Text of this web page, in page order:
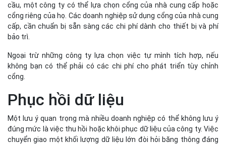
cầu, một công ty có thể lựa chọn cổng của nhà cung cấp hoặc
cổng riêng của họ. Các doanh nghiệp sử dụng cổng của nhà cung
cấp, cần chuẩn bị sẵn sàng các chi phí dành cho thiết bị và phí
bảo trì.
Ngoại trừ những công ty lựa chọn việc tự mình tích hợp, nếu
không bạn có thể phải có các chi phí cho phát triển tùy chỉnh
cổng.
Phục hồi dữ liệu
Một lưu ý quan trọng mà nhiều doanh nghiệp có thể không lưu ý
đúng mức là việc thu hồi hoặc khôi phục dữ liệu của công ty. Việc
chuyển giao một khối lượng dữ liệu lớn đòi hỏi băng thông đáng